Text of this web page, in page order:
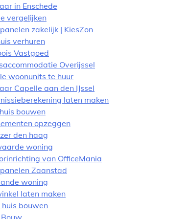
in Enschede
vergelijken
zakelijk | KiesZon
verhuren
Vastgoed
Overijssel
woonunits te huur
Capelle aan den IJssel
laten maken
bouwen
opzeggen
den haag
woning
van OfficeMania
Zaanstad
woning
laten maken
huis bouwen